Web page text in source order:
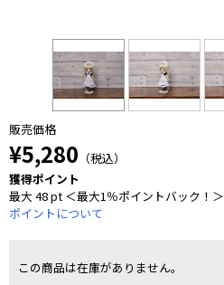
販売価格
¥5,280 （税込）
獲得ポイント
最大 48 pt ＜最大1％ポイントバック！＞
ポイントについて
この商品は在庫がありません。